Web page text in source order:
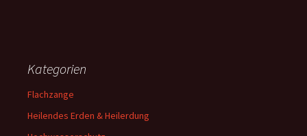
Kategorien
Flachzange
Heilendes Erden & Heilerdung